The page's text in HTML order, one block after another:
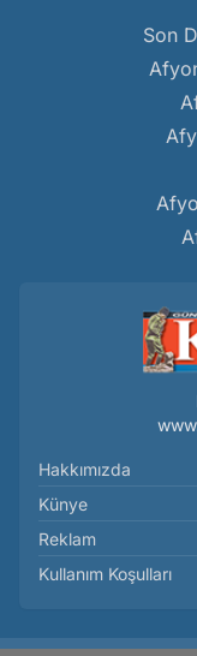
Son
Hakkımızda
Künye
Reklam
Kullanım Koşulları